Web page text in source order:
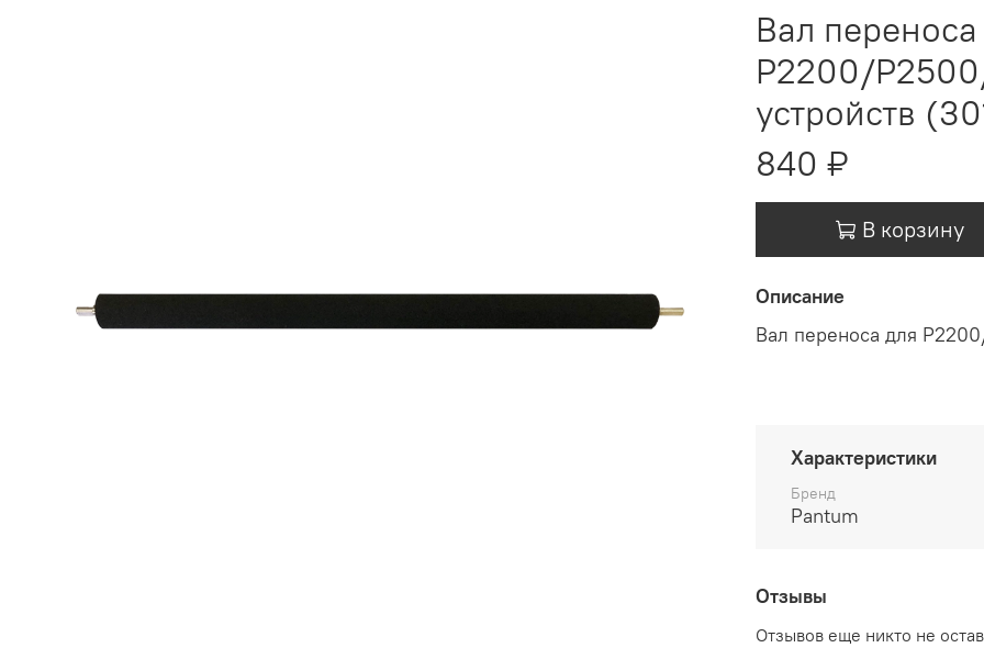
Вал
P2200/
устройств
840 ₽
В корзину
Описание
Вал переноса для
Характеристики
Бренд
Pantum
Отзывы
Отзывов еще никто не